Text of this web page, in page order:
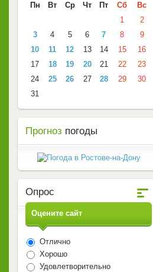
Пн
Вт Ср Чт Пт Сб
Вс
1
2
3
4 5 6 7 8
9
10
11 12 13 14 15
16
17
18 19 20 21 22
23
24
25 26 27 28 29
30
31
Прогноз погоды
Опрос
Оцените сайт
Отлично
Хорошо
Удовлетворительно